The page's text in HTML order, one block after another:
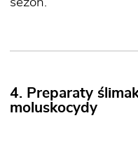
4. Preparaty
moluskocydy